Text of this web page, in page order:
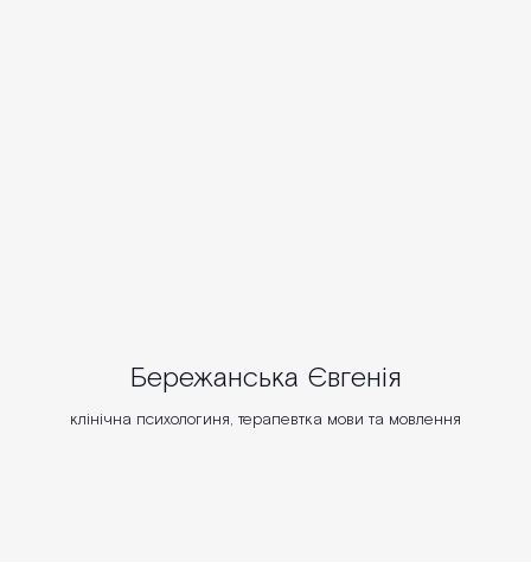
Бережанська Євгенія
клінічна психологиня, терапевтка мови та мовлення